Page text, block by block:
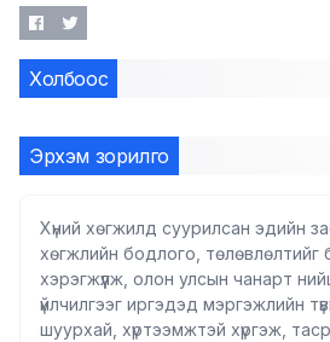
Холбоос
Эрхэм зорилго
Хүний хөгжилд суурилсан эдийн
хөгжлийн бодлого, төлөвлөлтийг
хэрэгжүүлж, олон улсын чанарт
үйлчилгээг иргэдэд мэргэжлийн
шуурхай, хүртээмжтэй хүргэж,